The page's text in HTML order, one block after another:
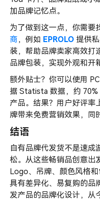
加品牌记忆点。
为了做到这一点，你需要
商，例如 EPROLO 提供
装，帮助品牌卖家高效打
品牌包装，实现外观和开
额外贴士？你可以使用
据 Statista 数据，约
产品。结果？用户好评率
牌带来免费营销效果，同
结语
自有品牌代发货不是速成
松。从这些畅销品创意
Logo、吊牌、颜色风格
具有差异化、易复购的品
发产品的品牌化设计，从